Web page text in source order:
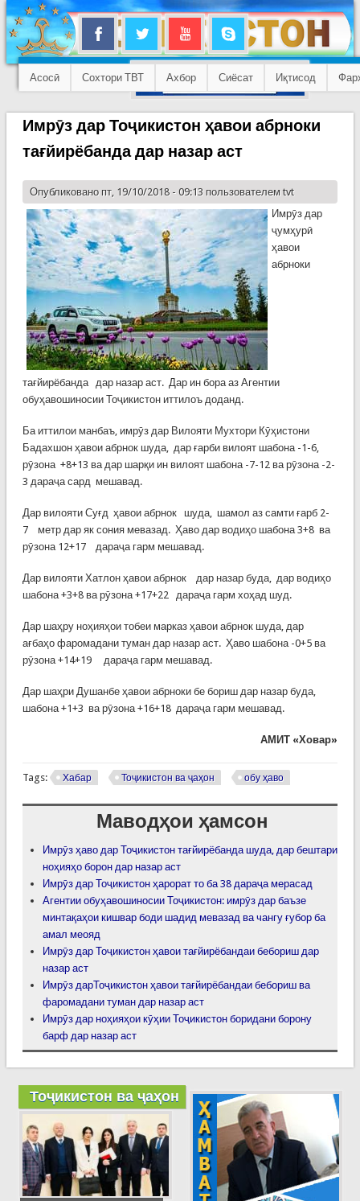
Асосӣ Сохтори ТВТ Ахбор Сиёсат Иқтисод
Имрӯз дар Тоҷикистон ҳавои абрноки
тағйирёбанда дар назар аст
Опубликовано пт, 19/10/2018 - 09:13 пользователем tvt
Имрӯз дар
ҷумҳурӣ
ҳавои
абрноки
тағйирёбанда дар назар аст. Дар ин бора аз Агентии
обуҳавошиносии Тоҷикистон иттилоъ доданд.
Ба иттилои манбаъ, имрӯз дар Вилояти Мухтори Кӯҳистони
Бадахшон ҳавои абрнок шуда, дар ғарби вилоят шабона -1-6,
рӯзона +8+13 ва дар шарқи ин вилоят шабона -7-12 ва рӯзона -2-
3 дараҷа сард мешавад.
Дар вилояти Суғд ҳавои абрнок шуда, шамол аз самти ғарб 2-
7 метр дар як сония мевазад. Ҳаво дар водиҳо шабона 3+8 ва
рӯзона 12+17 дараҷа гарм мешавад.
Дар вилояти Хатлон ҳавои абрнок дар назар буда, дар водиҳо
шабона +3+8 ва рӯзона +17+22 дараҷа гарм хоҳад шуд.
Дар шаҳру ноҳияҳои тобеи марказ ҳавои абрнок шуда, дар
ағбаҳо фаромадани туман дар назар аст. Ҳаво шабона -0+5 ва
рӯзона +14+19 дараҷа гарм мешавад.
Дар шаҳри Душанбе ҳавои абрноки бе бориш дар назар буда,
шабона +1+3 ва рӯзона +16+18 дараҷа гарм мешавад.
АМИТ «Ховар»
Tags: Хабар Тоҷикистон ва ҷаҳон обу ҳаво
Маводҳои ҳамсон
Имрӯз ҳаво дар Тоҷикистон тағйирёбанда шуда, дар бештари
ноҳияҳо борон дар назар аст
Имрӯз дар Тоҷикистон ҳарорат то ба 38 дараҷа мерасад
Агентии обуҳавошиносии Тоҷикистон: имрӯз дар баъзе
минтақаҳои кишвар боди шадид мевазад ва чангу ғубор ба
амал меояд
Имрӯз дар Тоҷикистон ҳавои тағйирёбандаи бебориш дар
назар аст
Имрӯз дарТоҷикистон ҳавои тағйирёбандаи бебориш ва
фаромадани туман дар назар аст
Имрӯз дар ноҳияҳои кӯҳии Тоҷикистон боридани борону
барф дар назар аст
Тоҷикистон ва ҷаҳон